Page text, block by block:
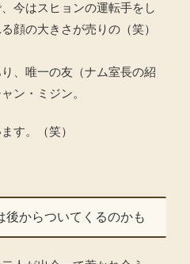
今はスヒョンの運転手をし
顔の大きさが売りの（笑）
、唯一の友（ナム室長の紹
ン・ミジン。
す。（笑）
後からついてくるのかも